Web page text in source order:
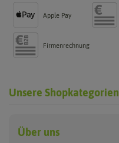
Apple Pay
Firmenrechnung
Unsere Shopkategorien
Laborgläser
Über uns